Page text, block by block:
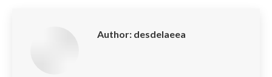
Author: desdelaeea